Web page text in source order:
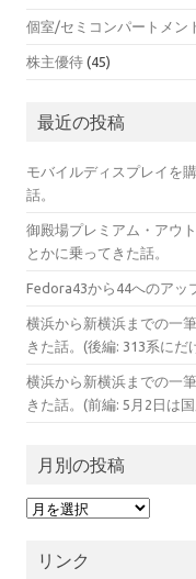
個室/セミコンパートメン
株主優待 (45)
最近の投稿
モバイルディスプレイを
話。
御殿場プレミアム・アウ
とかに乗ってきた話。
Fedora43から44へのアッ
横浜から新横浜までの一
きた話。(後編: 313系にだ
横浜から新横浜までの一
きた話。(前編: 5月2日は
月別の投稿
月
別
リンク